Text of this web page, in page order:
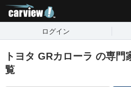
ログイン
トヨタ GRカローラ の専
覧